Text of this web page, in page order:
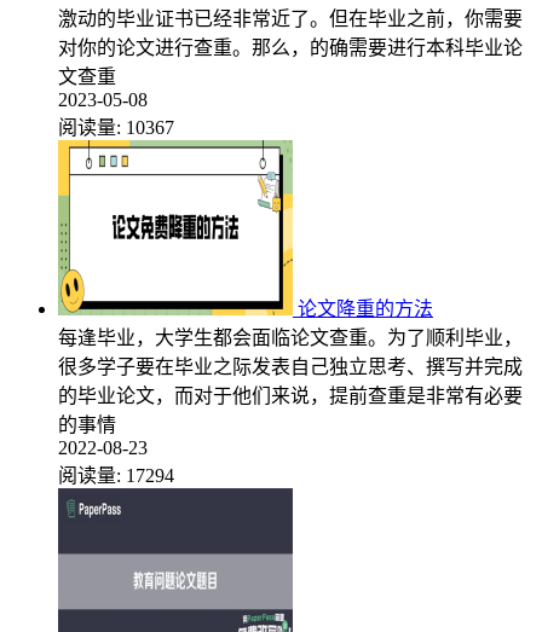
激动的毕业证书已经非常近了。但在毕业之前，你需要
对你的论文进行查重。那么，的确需要进行本科毕业论
文查重
2023-05-08
阅读量: 10367
论文降重的方法
每逢毕业，大学生都会面临论文查重。为了顺利毕业，
很多学子要在毕业之际发表自己独立思考、撰写并完成
的毕业论文，而对于他们来说，提前查重是非常有必要
的事情
2022-08-23
阅读量: 17294